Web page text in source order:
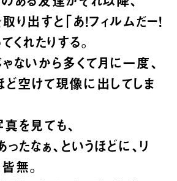
り出すと「あ！フィルムだー！
くれたりする。
ないから多くて月に一度、
空けて現像に出してしま
を見ても、
たなぁ、というほどに、リ
無。